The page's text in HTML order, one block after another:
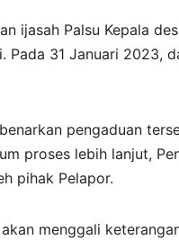
ijasah Palsu Kepala
Pada 31 Januari 2023,
pengaduan
proses lebih lanjut,
pihak Pelapor.
menggali